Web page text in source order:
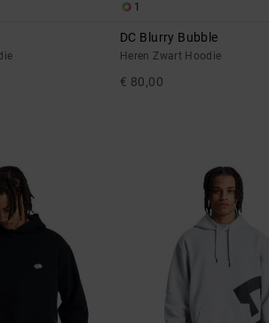
1
DC Blurry Bubble
Heren Zwart Hoodie
€ 80,00